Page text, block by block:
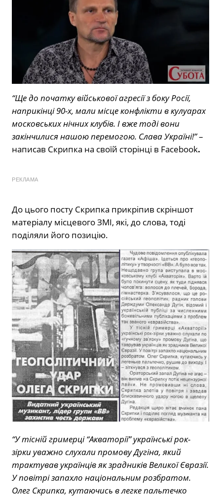
“Ще до початку військової агресії з боку Росії,
наприкінці 90-х, мали місце конфлікти в кулуарах
московських нічних клубів. І вже тоді вони
закінчилися нашою перемогою. Слава Україні!”–
написав Скрипка на своїй сторінці в Facebook.
РЕКЛАМА
До цього посту Скрипка прикріпив скріншот
матеріалу місцевого ЗМІ, які, до слова, тоді
поділяли його позицію.
“У тісній гримерці “Акваторії” українські рок-
зірки уважно слухали промову Дугіна, який
трактував українців як зрадників Великої Євразії.
У повітрі запахло національним розбратом.
Олег Скрипка, кутаючись в легке пальтечко